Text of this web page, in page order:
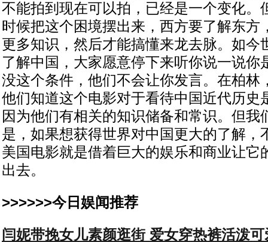
不能拍到现在可以拍，已经是一个变化。
时候把这个困境摆出来，西方要了解东方
更多知识，然后才能搞懂来龙去脉。如今
了解中国，大家愿意停下来听你说一说你
没这个条件，他们不会让你发言。在柏林
他们知道这个电影对于看待中国近代历史
因为他们有相关的知识储备和常识。但我
是，如果想获得世界对中国更大的了解，
美国电影就是借着巨大的娱乐和商业让它
出去。
>>>>>>今日娱闻推荐
闫妮带挽女儿素颜逛街 爱女穿热裤活泼可